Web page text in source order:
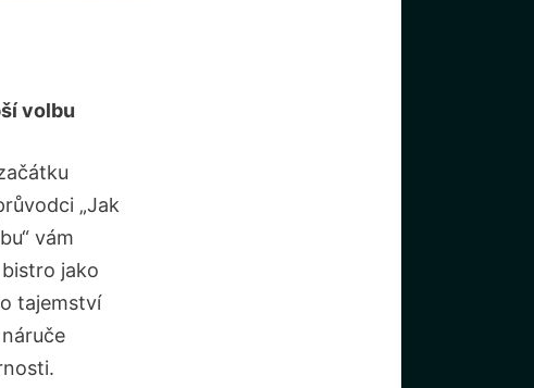
volbu
„Jak
vám
‌jako⁣
tajemství